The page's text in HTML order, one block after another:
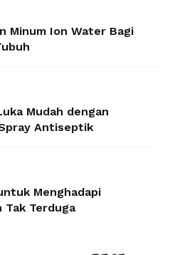
Minum Ion Water Bagi
Mudah dengan
Antiseptik
Menghadapi
Tak Terduga